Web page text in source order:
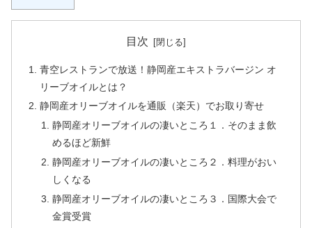
目次
青空レストランで放送！静岡産エキストラバージン オ
リーブオイルとは？
静岡産オリーブオイルを通販（楽天）でお取り寄せ
静岡産オリーブオイルの凄いところ１．そのまま飲
めるほど新鮮
静岡産オリーブオイルの凄いところ２．料理がおい
しくなる
静岡産オリーブオイルの凄いところ３．国際大会で
金賞受賞